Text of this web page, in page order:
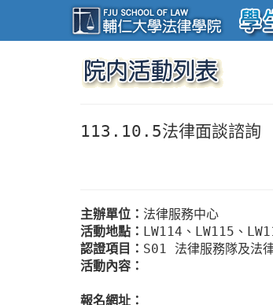
113.10.5法律面談諮詢
主辦單位： 法律服務中心
活動地點： LW114、LW115、
認證項目： S01 法律服務隊及法
活動內容：
報名網址：